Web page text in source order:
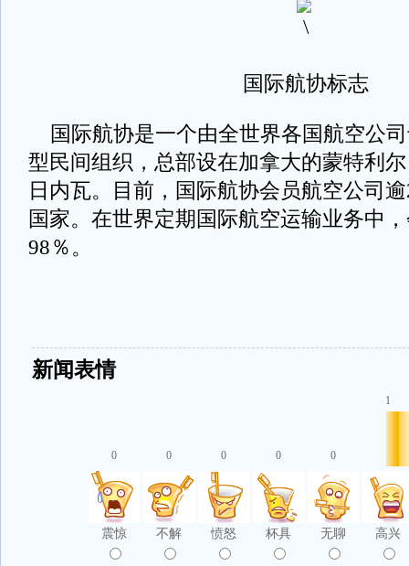
国际航协标志
国际航协是一个由全世界各国航空公
型民间组织，总部设在加拿大的蒙特利
日内瓦。目前，国际航协会员航空公司
国家。在世界定期国际航空运输业务中
98％。
新闻表情
0
震惊
0
不解
0
愤怒
0
杯具
0
无聊
1
高兴